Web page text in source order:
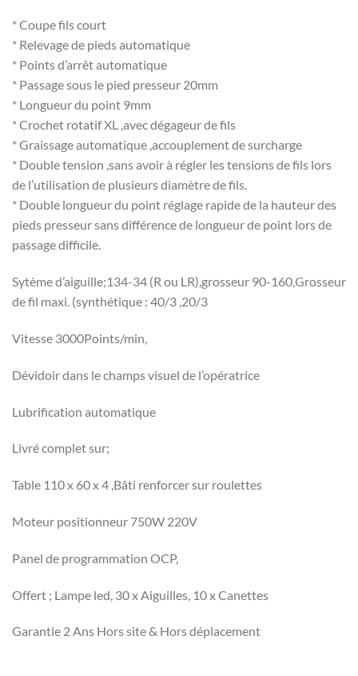
* Coupe fils court
* Relevage de pieds automatique
* Points d’arrêt automatique
* Passage sous le pied presseur 20mm
* Longueur du point 9mm
* Crochet rotatif XL ,avec dégageur de fils
* Graissage automatique ,accouplement de surcharge
* Double tension ,sans avoir à régler les tensions de fils lors
de l’utilisation de plusieurs diamètre de fils.
* Double longueur du point réglage rapide de la hauteur des
pieds presseur sans différence de longueur de point lors de
passage difficile.
Sytème d’aiguille;134-34 (R ou LR),grosseur 90-160,Grosseur
de fil maxi. (synthétique : 40/3 ,20/3
Vitesse 3000Points/min,
Dévidoir dans le champs visuel de l’opératrice
Lubrification automatique
Livré complet sur;
Table 110 x 60 x 4 ,Bâti renforcer sur roulettes
Moteur positionneur 750W 220V
Panel de programmation OCP,
Offert ; Lampe led, 30 x Aiguilles, 10 x Canettes
Garantie 2 Ans Hors site & Hors déplacement